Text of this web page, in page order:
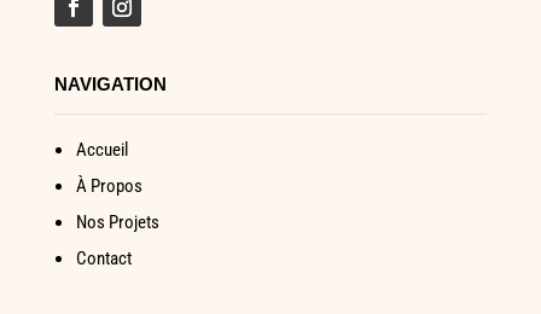
NAVIGATION
Accueil
À Propos
Nos Projets
Contact